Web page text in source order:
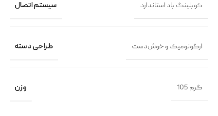
سیستم اتصال کوبلینگ باد استاندارد
طراحی دسته ارگونومیک و خوش‌دست
وزن 105 گرم